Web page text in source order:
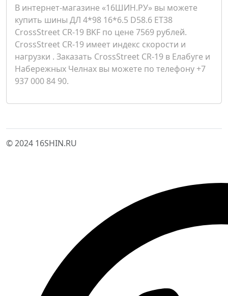
В интернет-магазине «16ШИН.РУ» вы можете
купить шины ДЛ 4*98 16*6.5 D58.6 ET38
CrossStreet CR-19 BKF по цене 7569 рублей.
CrossStreet CR-19 имеет индекс скорости и
нагрузки . Заказать CrossStreet CR-19 в Елабуге и
Набережных Челнах вы можете по телефону +7
937 000 84 90.
© 2024 16SHIN.RU